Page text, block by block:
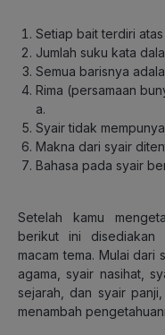
Setiap bait terdiri
Jumlah suku kata
Semua barisnya
Rima (persamaan
a.
Syair tidak
Makna dari syair
Bahasa pada syair
Setelah kamu
berikut ini disediakan
macam tema. Mulai dari
agama, syair nasihat,
sejarah, dan syair
menambah